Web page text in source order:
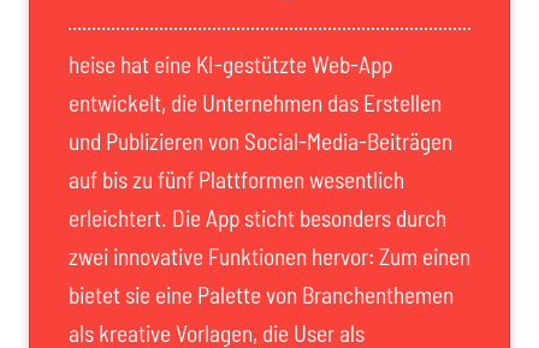
heise hat eine KI-gestützte Web-App
entwickelt, die Unternehmen das Erstellen
und Publizieren von Social-Media-Beiträgen
auf bis zu fünf Plattformen wesentlich
erleichtert. Die App sticht besonders durch
zwei innovative Funktionen hervor: Zum einen
bietet sie eine Palette von Branchenthemen
als kreative Vorlagen, die User als